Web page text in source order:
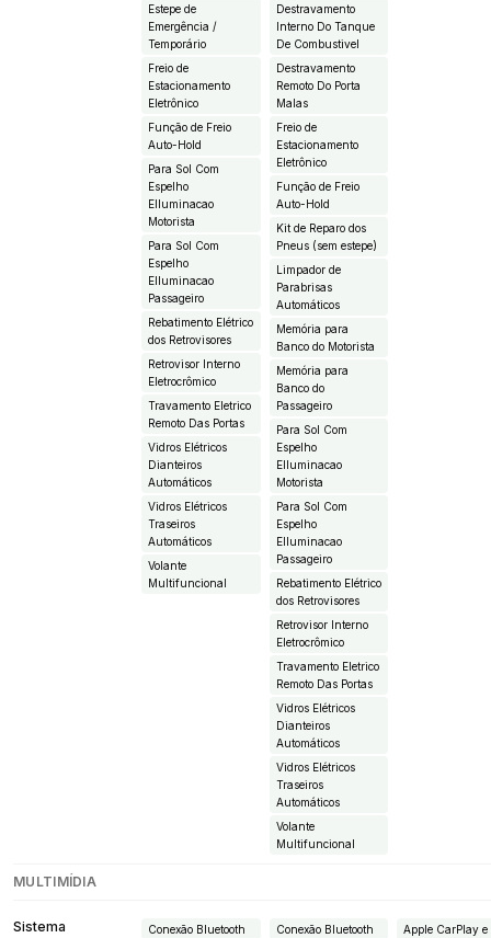
Estepe de
Emergência /
Temporário
Freio de
Estacionamento
Eletrônico
Função de Freio
Auto-Hold
Para Sol Com
Espelho
EIluminacao
Motorista
Para Sol Com
Espelho
EIluminacao
Passageiro
Rebatimento Elétrico
dos Retrovisores
Retrovisor Interno
Eletrocrômico
Travamento Eletrico
Remoto Das Portas
Vidros Elétricos
Dianteiros
Automáticos
Vidros Elétricos
Traseiros
Automáticos
Volante
Multifuncional
Destravamento
Interno Do Tanque
De Combustivel
Destravamento
Remoto Do Porta
Malas
Freio de
Estacionamento
Eletrônico
Função de Freio
Auto-Hold
Kit de Reparo dos
Pneus (sem estepe)
Limpador de
Parabrisas
Automáticos
Memória para
Banco do Motorista
Memória para
Banco do
Passageiro
Para Sol Com
Espelho
EIluminacao
Motorista
Para Sol Com
Espelho
EIluminacao
Passageiro
Rebatimento Elétrico
dos Retrovisores
Retrovisor Interno
Eletrocrômico
Travamento Eletrico
Remoto Das Portas
Vidros Elétricos
Dianteiros
Automáticos
Vidros Elétricos
Traseiros
Automáticos
Volante
Multifuncional
MULTIMÍDIA
Sistema
Conexão Bluetooth
Conexão Bluetooth
Apple CarPlay e